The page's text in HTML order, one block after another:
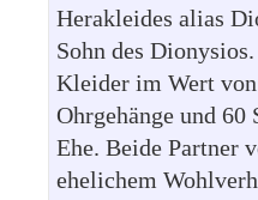
Herakleides alias
Sohn des
Kleider im Wert
Ohrgehänge und
Ehe. Beide Partner
ehelichem